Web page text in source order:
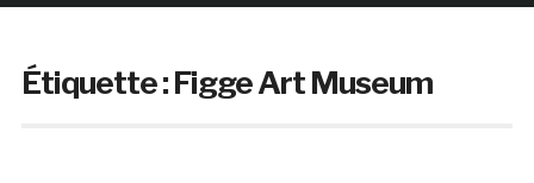
Étiquette :Figge Art Museum